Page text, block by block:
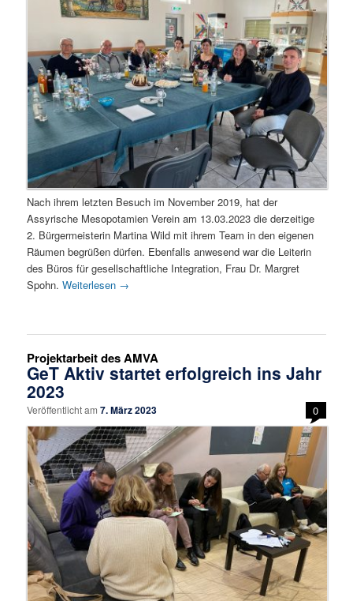
Nach ihrem letzten Besuch im November 2019, hat der
Assyrische Mesopotamien Verein am 13.03.2023 die derzeitige
2. Bürgermeisterin Martina Wild mit ihrem Team in den eigenen
Räumen begrüßen dürfen. Ebenfalls anwesend war die Leiterin
des Büros für gesellschaftliche Integration, Frau Dr. Margret
Spohn.Weiterlesen →
Projektarbeit des AMVA
GeT Aktiv startet erfolgreich ins Jahr
2023
Veröffentlicht am7. März 2023 0